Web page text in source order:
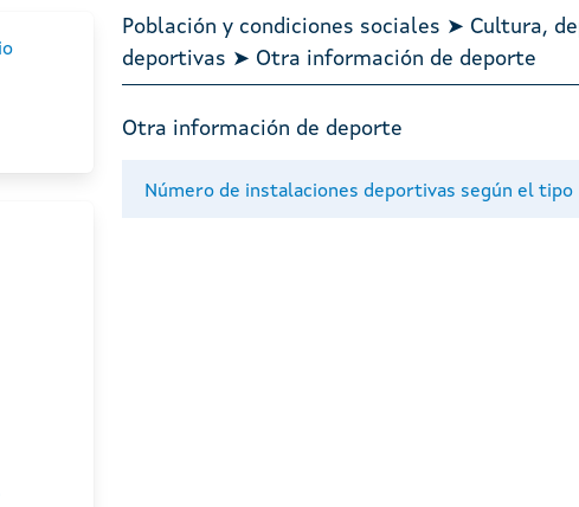
Población y condiciones sociales ➤ Cultura,
deportivas ➤ Otra información de deporte
Otra información de deporte
Número de instalaciones deportivas según el tipo